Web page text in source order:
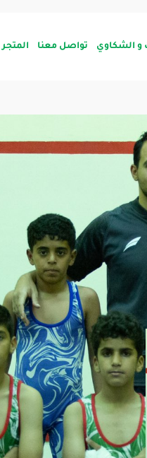
و الشكاوي تواصل معنا المتجر